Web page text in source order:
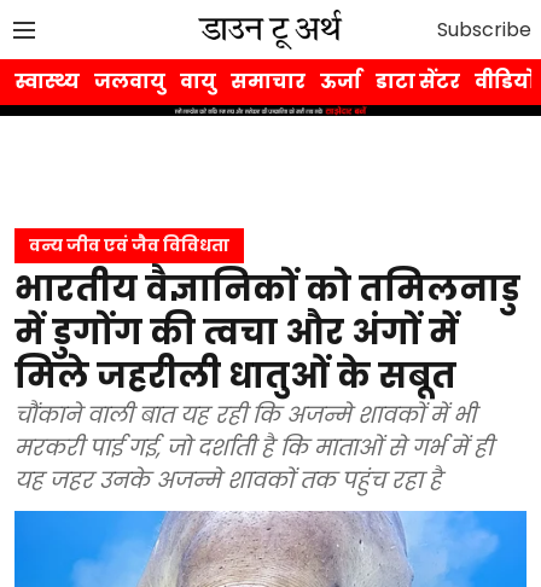
Subscribe
स्वास्थ्य जलवायु वायु समाचार ऊर्जा डाटा सेंटर वीडियो
वन्य जीव एवं जैव विविधता
भारतीय वैज्ञानिकों को तमिलनाडु
में डुगोंग की त्वचा और अंगों में
मिले जहरीली धातुओं के सबूत
चौंकाने वाली बात यह रही कि अजन्मे शावकों में भी
मरकरी पाई गई, जो दर्शाती है कि माताओं से गर्भ में ही
यह जहर उनके अजन्मे शावकों तक पहुंच रहा है